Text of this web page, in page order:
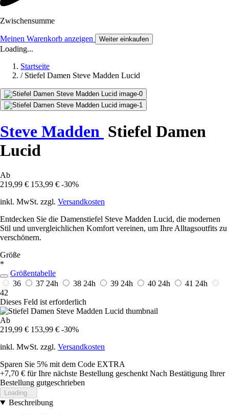
Zwischensumme
Meinen Warenkorb anzeigen Weiter einkaufen
Loading...
Startseite
/ Stiefel Damen Steve Madden Lucid
Steve Madden Stiefel Damen
Lucid
Ab
219,99 € 153,99 € -30%
inkl. MwSt. zzgl. Versandkosten
Entdecken Sie die Damenstiefel Steve Madden Lucid, die modernen
Stil und unvergleichlichen Komfort vereinen, um Ihre Alltagsoutfits zu
verschönern.
Größe
*
Größentabelle
36
37 24h 38 24h 39 24h 40 24h 41 24h
42
Dieses Feld ist erforderlich
Ab
219,99 € 153,99 € -30%
inkl. MwSt. zzgl. Versandkosten
Sparen Sie 5% mit dem Code EXTRA
+7,70 € für Ihre nächste Bestellung geschenkt Nach Bestätigung Ihrer
Bestellung gutgeschrieben
Loading...
Beschreibung